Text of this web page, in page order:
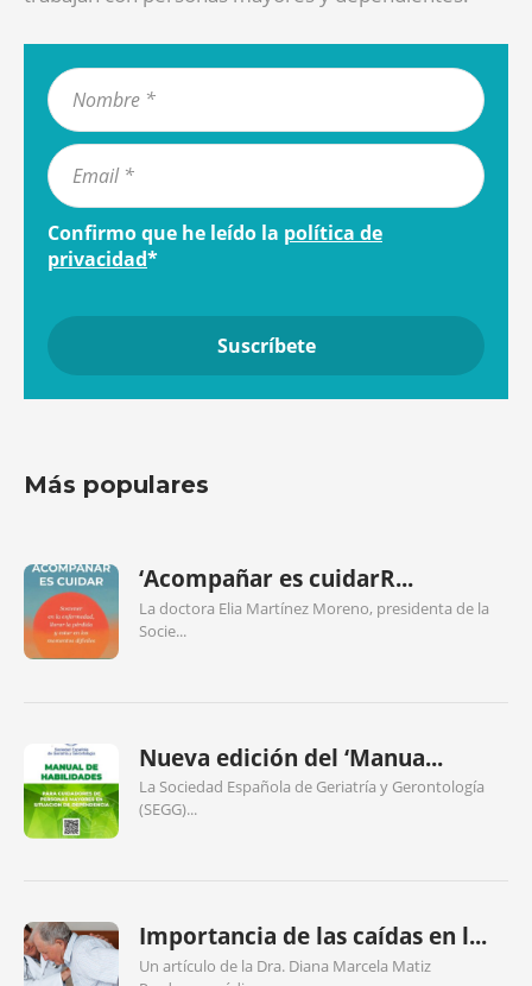
Confirmo que he leído la política de
privacidad*
Más populares
‘Acompañar es cuidarR...
La doctora Elia Martínez Moreno, presidenta de la
Socie...
Nueva edición del ‘Manua...
La Sociedad Española de Geriatría y Gerontología
(SEGG)...
Importancia de las caídas en l...
Un artículo de la Dra. Diana Marcela Matiz